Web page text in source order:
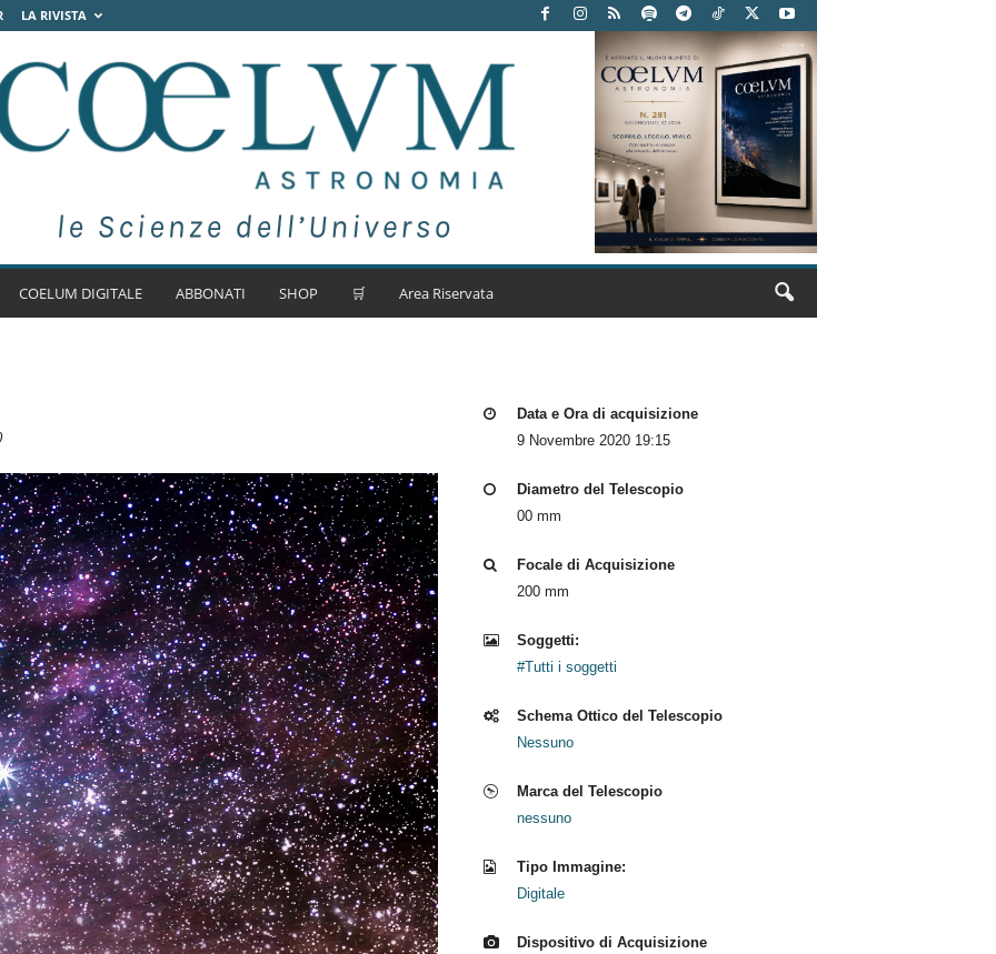
LA RIVISTA
COELUM DIGITALE ABBONATI SHOP 🛒 Area Riservata
Data e Ora di acquisizione
9 Novembre 2020 19:15
Diametro del Telescopio
00 mm
Focale di Acquisizione
200 mm
Soggetti:
#Tutti i soggetti
Schema Ottico del Telescopio
Nessuno
Marca del Telescopio
nessuno
Tipo Immagine:
Digitale
Dispositivo di Acquisizione